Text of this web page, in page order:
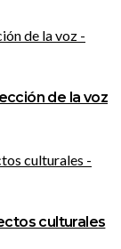
de la voz
culturales